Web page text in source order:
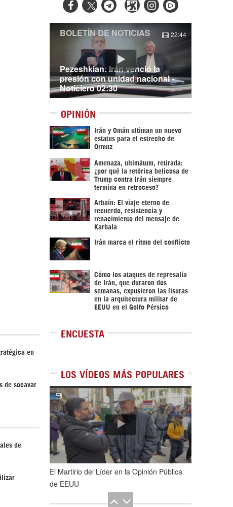
en
de socavar
de
  
Pezeshkian: Irán venció la
presión con unidad nacional -
Noticiero 02:30
BOLETÍN DE NOTICIAS 22:44
OPINIÓN
Irán y Omán ultiman un nuevo
estatus para el estrecho de
Ormuz
Amenaza, ultimátum, retirada:
¿por qué la retórica belicosa de
Trump contra Irán siempre
termina en retroceso?
Arbaín: El viaje eterno de
recuerdo, resistencia y
renacimiento del mensaje de
Karbala
Irán marca el ritmo del conflicto
Cómo los ataques de represalia
de Irán, que duraron dos
semanas, expusieron las fisuras
en la arquitectura militar de
EEUU en el Golfo Pérsico
ENCUESTA
LOS VÍDEOS MÁS POPULARES
1de5
El Martirio del Líder en la Opinión Pública
de EEUU